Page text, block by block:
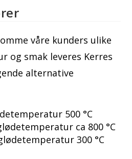
våre kunders ulike
og smak leveres Kerres
alternative
500 °C
ca 800 °C
300 °C